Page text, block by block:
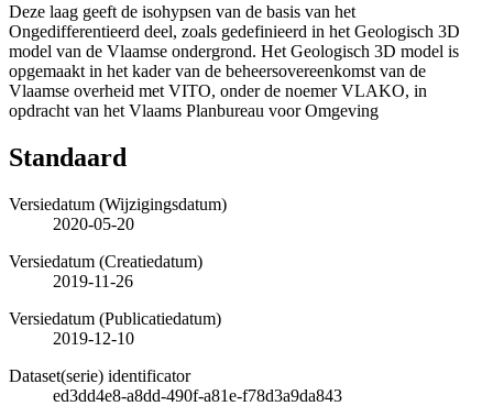
Deze laag geeft de isohypsen van de basis van het
Ongedifferentieerd deel, zoals gedefinieerd in het Geologisch 3D
model van de Vlaamse ondergrond. Het Geologisch 3D model is
opgemaakt in het kader van de beheersovereenkomst van de
Vlaamse overheid met VITO, onder de noemer VLAKO, in
opdracht van het Vlaams Planbureau voor Omgeving
Standaard
Versiedatum (Wijzigingsdatum)
2020-05-20
Versiedatum (Creatiedatum)
2019-11-26
Versiedatum (Publicatiedatum)
2019-12-10
Dataset(serie) identificator
ed3dd4e8-a8dd-490f-a81e-f78d3a9da843